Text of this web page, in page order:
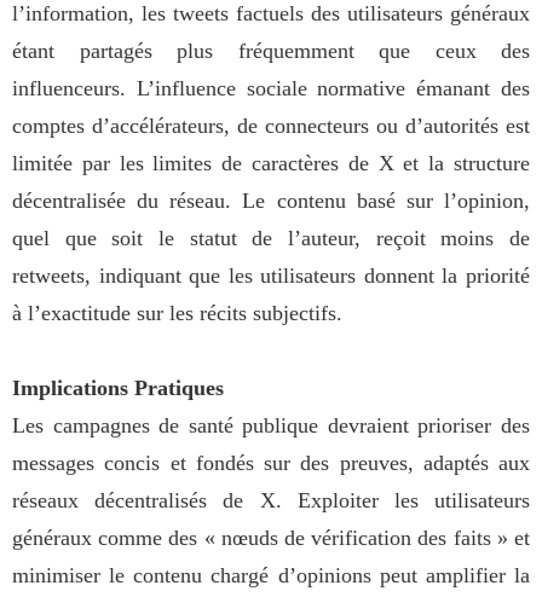
l’information, les tweets factuels des utilisateurs généraux
étant partagés plus fréquemment que ceux des
influenceurs. L’influence sociale normative émanant des
comptes d’accélérateurs, de connecteurs ou d’autorités est
limitée par les limites de caractères de X et la structure
décentralisée du réseau. Le contenu basé sur l’opinion,
quel que soit le statut de l’auteur, reçoit moins de
retweets, indiquant que les utilisateurs donnent la priorité
à l’exactitude sur les récits subjectifs.
Implications Pratiques
Les campagnes de santé publique devraient prioriser des
messages concis et fondés sur des preuves, adaptés aux
réseaux décentralisés de X. Exploiter les utilisateurs
généraux comme des « nœuds de vérification des faits » et
minimiser le contenu chargé d’opinions peut amplifier la